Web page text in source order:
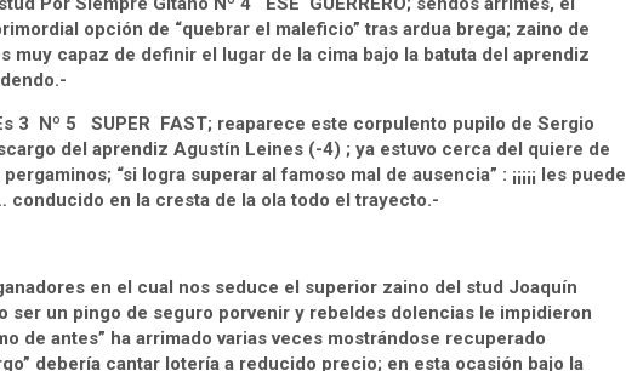
opción de “quebrar el maleficio” tras ardua brega; zaino de
muy capaz de definir el lugar de la cima bajo la batuta del aprendiz
3 Nº 5 SUPER FAST; reaparece este corpulento pupilo de Sergio
del aprendiz Agustín Leines (-4) ; ya estuvo cerca del quiere de
“si logra superar al famoso mal de ausencia” : ¡¡¡¡¡ les puede
conducido en la cresta de la ola todo el trayecto.-
en el cual nos seduce el superior zaino del stud Joaquín
ser un pingo de seguro porvenir y rebeldes dolencias le impidieron
de antes” ha arrimado varias veces mostrándose recuperado
debería cantar lotería a reducido precio; en esta ocasión bajo la